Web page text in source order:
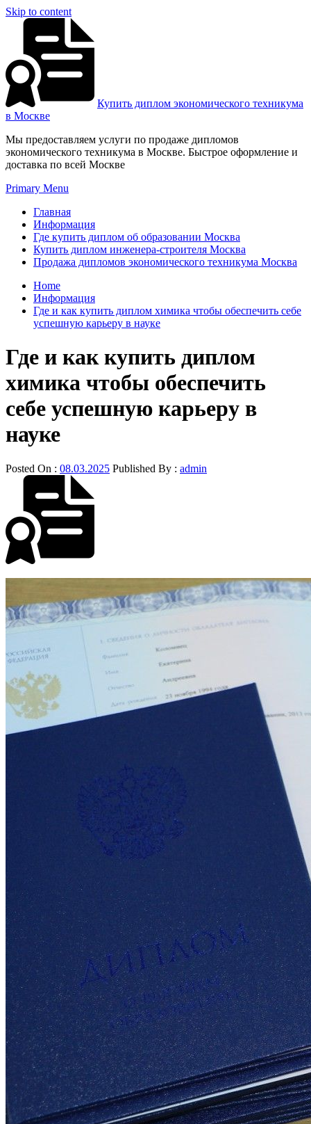
Skip to content
Купить диплом экономического техникума
в Москве
Мы предоставляем услуги по продаже дипломов
экономического техникума в Москве. Быстрое оформление и
доставка по всей Москве
Primary Menu
Главная
Информация
Где купить диплом об образовании Москва
Купить диплом инженера-строителя Москва
Продажа дипломов экономического техникума Москва
Home
Информация
Где и как купить диплом химика чтобы обеспечить себе
успешную карьеру в науке
Где и как купить диплом
химика чтобы обеспечить
себе успешную карьеру в
науке
Posted On : 08.03.2025 Published By : admin